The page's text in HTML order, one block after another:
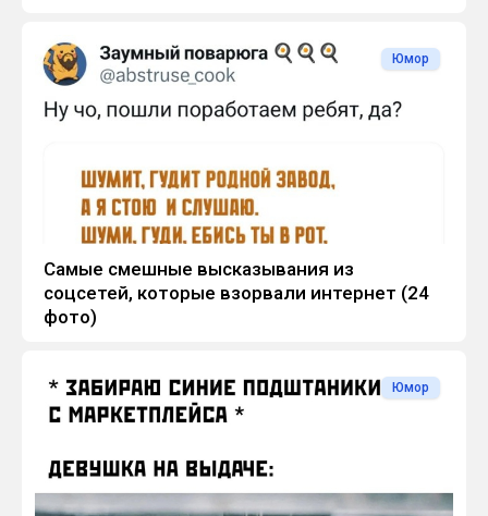
Юмор
Самые смешные высказывания из
соцсетей, которые взорвали интернет (24
фото)
Юмор